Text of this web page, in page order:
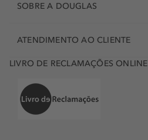
SOBRE A DOUGLAS
ATENDIMENTO AO CLIENTE
LIVRO DE RECLAMAÇÕES ONLINE